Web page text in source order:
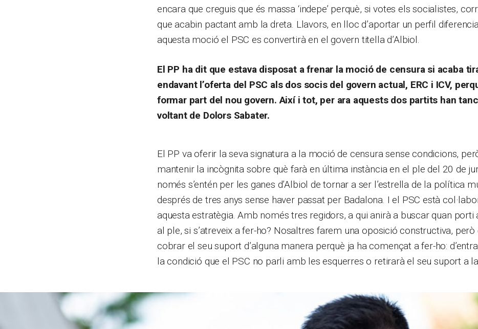
encara que creguis que és massa ‘indepe’ perquè, si votes els socialistes,
que acabin pactant amb la dreta. Llavors, en lloc d’aportar un perfil
aquesta moció el PSC es convertirà en el govern titella d’Albiol.
El PP ha dit que estava disposat a frenar la moció de censura si acaba
endavant l’oferta del PSC als dos socis del govern actual, ERC i ICV,
formar part del nou govern. Així i tot, per ara aquests dos partits han
voltant de Dolors Sabater.
El PP va oferir la seva signatura a la moció de censura sense condicions,
mantenir la incògnita sobre què farà en última instància en el ple del 20 de
només s’entén per les ganes d’Albiol de tornar a ser l’estrella de la política
després de tres anys sense haver passat per Badalona. I el PSC està
aquesta estratègia. Amb només tres regidors, a qui anirà a buscar quan porti
al ple, si s’atreveix a fer-ho? Nosaltres farem una oposició constructiva,
cobrar el seu suport d’alguna manera perquè ja ha començat a fer-ho:
la condició que el PSC no parli amb les esquerres o retirarà el seu suport a